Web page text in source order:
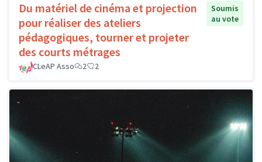
Du matériel de cinéma et projection
pour réaliser des ateliers
pédagogiques, tourner et projeter
des courts métrages
Soumis
au vote
CLeAP Asso 2 2